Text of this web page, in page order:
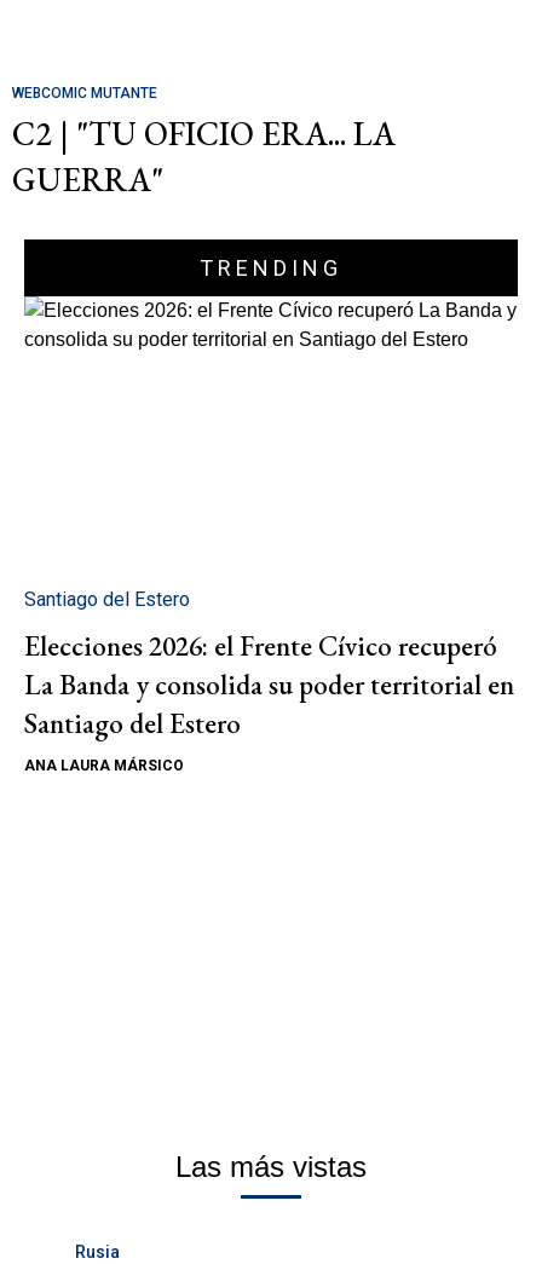
WEBCOMIC MUTANTE
C2 | "TU OFICIO ERA... LA
GUERRA"
TRENDING
Santiago del Estero
Elecciones 2026: el Frente Cívico recuperó
La Banda y consolida su poder territorial en
Santiago del Estero
ANA LAURA MÁRSICO
Las más vistas
Rusia